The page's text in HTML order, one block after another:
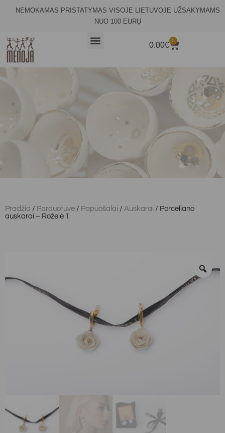
NEMOKAMAS PRISTATYMAS VISOJE LIETUVOJE UŽSAKYMAMS
NUO 100 EURŲ
0.00€
0
Pradžia / Parduotuvė / Papuošalai / Auskarai / Porceliano
auskarai – Roželė 1